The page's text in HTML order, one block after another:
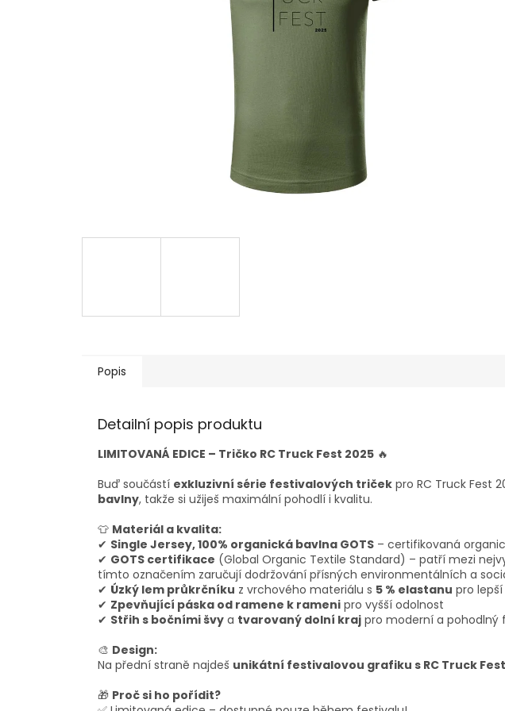
Popis
Detailní popis produktu
LIMITOVANÁ EDICE – Tričko RC Truck Fest 2025 🔥
Buď součástí exkluzivní série festivalových triček pro RC Truck Fest
bavlny, takže si užiješ maximální pohodlí i kvalitu.
👕 Materiál a kvalita:
✔ Single Jersey, 100% organická bavlna GOTS – certifikovaná
✔ GOTS certifikace (Global Organic Textile Standard) – patří mezi
tímto označením zaručují dodržování přísných environmentálních a
✔ Úzký lem průkrčníku z vrchového materiálu s 5 % elastanu pro
✔ Zpevňující páska od ramene k rameni pro vyšší odolnost
✔ Střih s bočními švy a tvarovaný dolní kraj pro moderní a pohodlný
🎨 Design:
Na přední straně najdeš unikátní festivalovou grafiku s RC Truck Fest
🎁 Proč si ho pořídit?